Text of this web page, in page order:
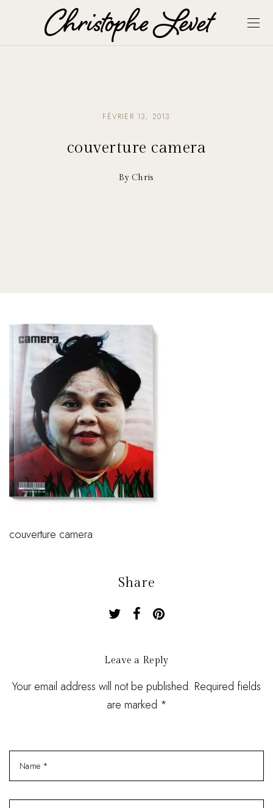
FÉVRIER 13, 2013
couverture camera
By Chris
couverture camera
Share
Leave a Reply
Your email address will not be published. Required fields
are marked *